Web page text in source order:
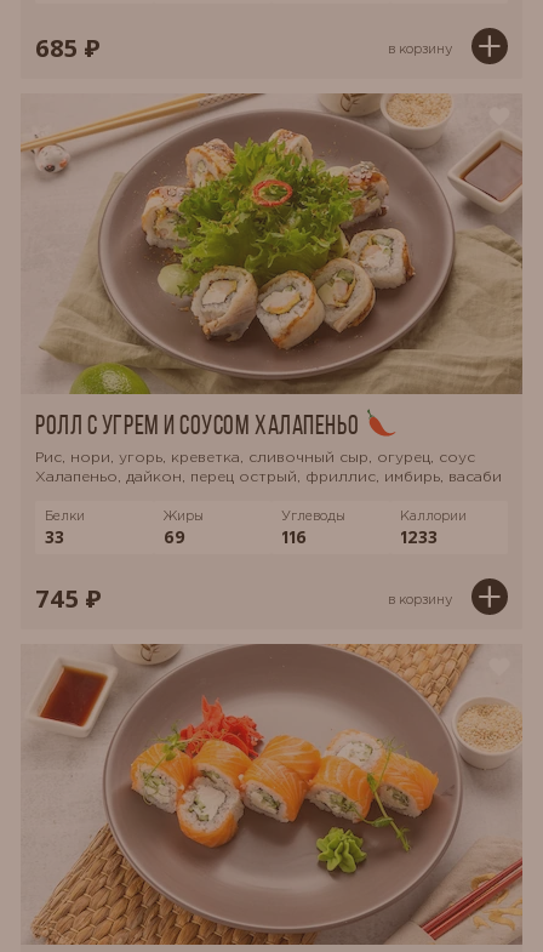
685 ₽ в корзину
Ролл с угрем и соусом Халапеньо
Рис, нори, угорь, креветка, сливочный сыр, огурец, соус
Халапеньо, дайкон, перец острый, фриллис, имбирь, васаби
Белки
33
Жиры
69
Углеводы
116
Каллории
1233
745 ₽ в корзину